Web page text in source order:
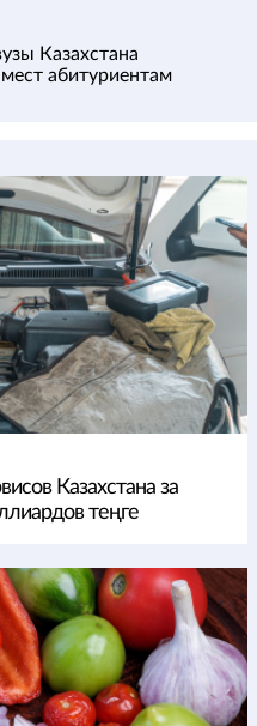
Казахстана
абитуриентам
Казахстана за
теңге